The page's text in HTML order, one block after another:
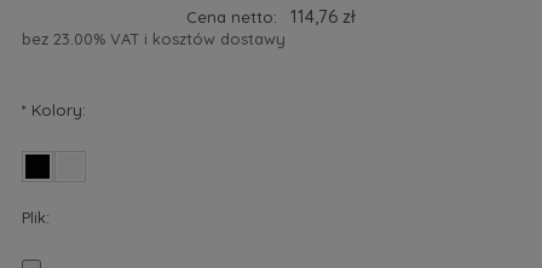
Cena netto:
114,76 zł
bez 23.00% VAT i kosztów dostawy
* Kolory:
Plik: